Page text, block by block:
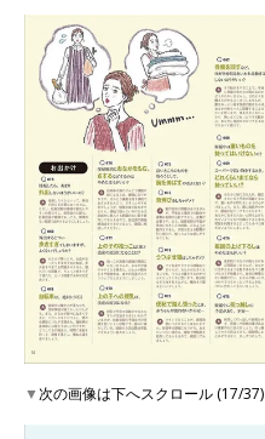
▼次の画像は下へスクロール (17/37)